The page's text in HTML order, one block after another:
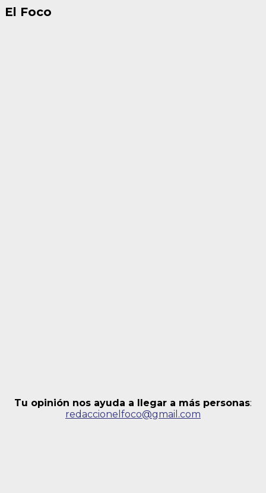
El Foco
Tu opinión nos ayuda a llegar a más personas:
redaccionelfoco@gmail.com